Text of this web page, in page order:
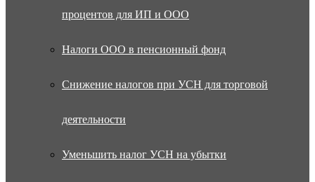
процентов для ИП и ООО
Налоги ООО в пенсионный фонд
Снижение налогов при УСН для торговой
деятельности
Уменьшить налог УСН на убытки